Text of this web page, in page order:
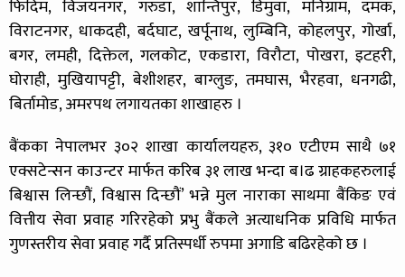
फिदिम, विजयनगर, गरुडा, शान्तिपुर, डिमुवा, मनिग्राम, दमक,
विराटनगर, धाकदही, बर्दघाट, खर्पूनाथ, लुम्बिनि, कोहलपुर, गोर्खा,
बगर, लमही, दिक्तेल, गलकोट, एकडारा, विरौटा, पोखरा, इटहरी,
घोराही, मुखियापट्टी, बेशीशहर, बाग्लुङ, तमघास, भैरहवा, धनगढी,
बिर्तामोड, अमरपथ लगायतका शाखाहरु ।
बैंकका नेपालभर ३०२ शाखा कार्यालयहरु, ३१० एटीएम साथै ७१
एक्सटेन्सन काउन्टर मार्फत करिब ३१ लाख भन्दा ब।ढ ग्राहकहरुलाई
बिश्वास लिन्छौं, विश्वास दिन्छौं’ भन्ने मुल नाराका साथमा बैंकिङ एवं
वित्तीय सेवा प्रवाह गरिरहेको प्रभु बैंकले अत्याधनिक प्रविधि मार्फत
गुणस्तरीय सेवा प्रवाह गर्दै प्रतिस्पर्धी रुपमा अगाडि बढिरहेको छ ।